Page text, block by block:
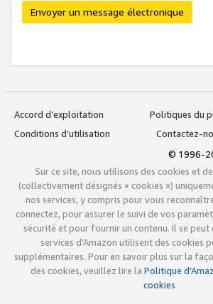
Envoyer un message électronique
Accord d’exploitation
Politiques du
Conditions d’utilisation
Contactez-
© 1996-
Sur ce site, nous utilisons des cookies et
(collectivement désignés « cookies »)
nos services, y compris pour vous
connectez, pour assurer le suivi de vos
sécurité et pour fournir un contenu. Il se peut
services d’Amazon utilisent des cookies
supplémentaires. Pour en savoir plus sur la
des cookies, veuillez lire la Politique
cookies